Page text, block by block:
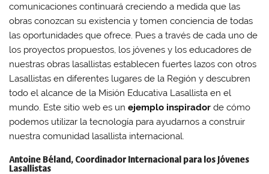
comunicaciones continuará creciendo a medida que las
obras conozcan su existencia y tomen conciencia de todas
las oportunidades que ofrece. Pues a través de cada uno de
los proyectos propuestos, los jóvenes y los educadores de
nuestras obras lasallistas establecen fuertes lazos con otros
Lasallistas en diferentes lugares de la Región y descubren
todo el alcance de la Misión Educativa Lasallista en el
mundo. Este sitio web es unejemplo inspirador de cómo
podemos utilizar la tecnología para ayudarnos a construir
nuestra comunidad lasallista internacional.
Antoine Béland, Coordinador Internacional para los Jóvenes
Lasallistas